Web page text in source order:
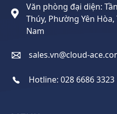
Văn phòng đại diện:
Thúy, Phường Yên
Nam
sales.vn@cloud-
Hotline:028 6686 3323